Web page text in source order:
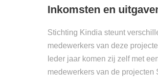
Inkomsten en
Stichting Kindia steunt
medewerkers van deze
Ieder jaar komen zij zelf met
medewerkers van de